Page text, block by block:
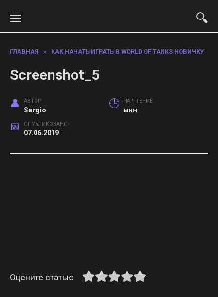
содержанию
ГЛАВНАЯ » КАК НАЧАТЬ ИГРАТЬ В WORLD OF TANKS НОВИЧКУ
Screenshot_5
АВТОР
Sergio
НА ЧТЕНИЕ
мин
ОПУБЛИКОВАНО
07.06.2019
Оцените статью